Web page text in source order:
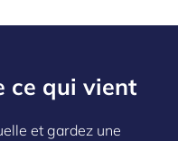
ce qui vient
et gardez une